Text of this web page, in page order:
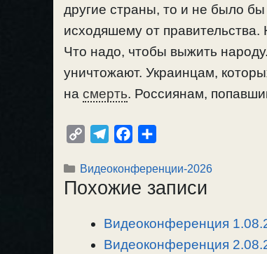
другие страны, то и не было
исходяшему от правительства.
Что надо, чтобы выжить
уничтожают. Украинцам,
на смерть. Россиянам,
p
y
l
e
r
a
c
e
o
o
п
р
в
и
Рубрики
Видеоконференции-2026
Похожие записи
Видеоконференция
Видеоконференция